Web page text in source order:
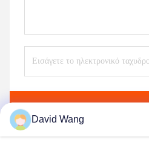
David Wang